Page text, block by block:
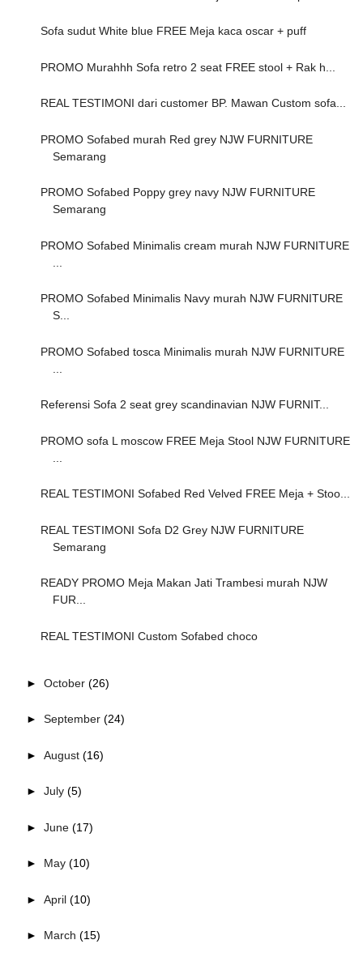
Sofa sudut White blue FREE Meja kaca oscar + puff
PROMO Murahhh Sofa retro 2 seat FREE stool + Rak h...
REAL TESTIMONI dari customer BP. Mawan Custom sofa...
PROMO Sofabed murah Red grey NJW FURNITURE
Semarang
PROMO Sofabed Poppy grey navy NJW FURNITURE
Semarang
PROMO Sofabed Minimalis cream murah NJW FURNITURE
PROMO Sofabed Minimalis Navy murah NJW FURNITURE
S...
PROMO Sofabed tosca Minimalis murah NJW FURNITURE
Referensi Sofa 2 seat grey scandinavian NJW FURNIT...
PROMO sofa L moscow FREE Meja Stool NJW FURNITURE
REAL TESTIMONI Sofabed Red Velved FREE Meja + Stoo...
REAL TESTIMONI Sofa D2 Grey NJW FURNITURE
Semarang
READY PROMO Meja Makan Jati Trambesi murah NJW
FUR...
REAL TESTIMONI Custom Sofabed choco
► October (26)
► September (24)
► August (16)
► July (5)
► June (17)
► May (10)
► April (10)
► March (15)